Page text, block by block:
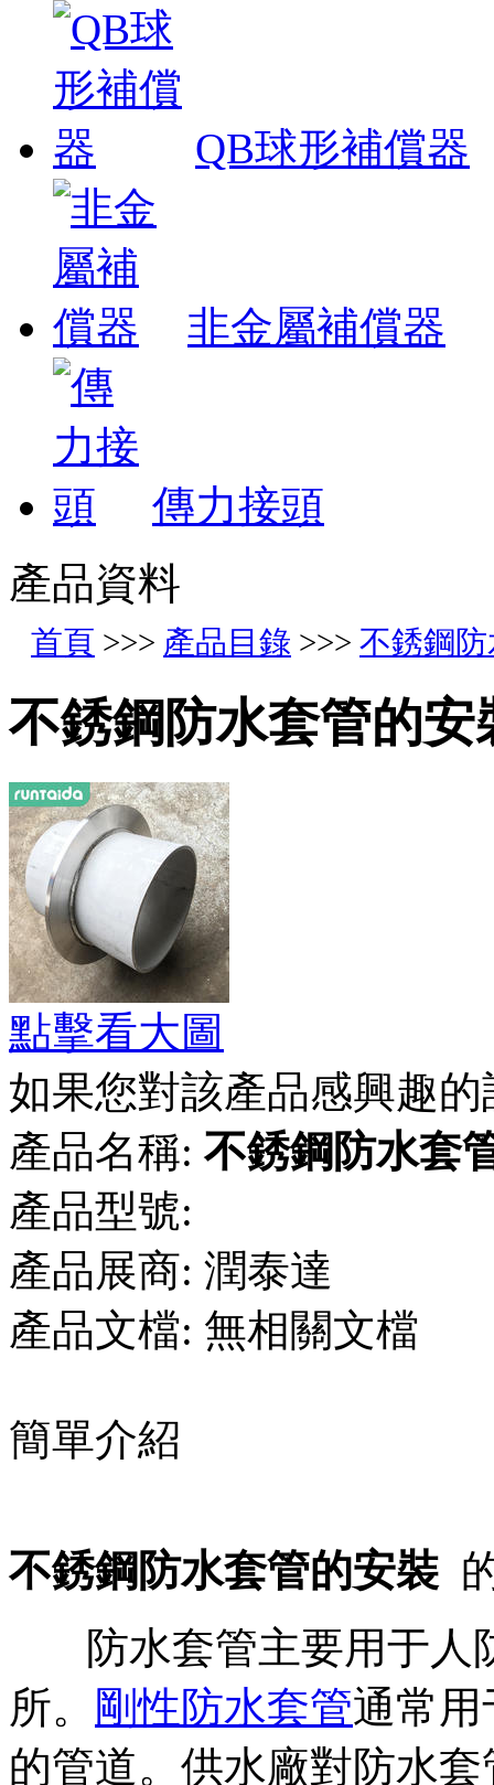
QB球形補償器
非金屬補償器
傳力接頭
產品資料
首頁 >>> 產品目錄 >>> 不銹鋼
不銹鋼防水套管的安
點擊看大圖
如果您對該產品感興趣的
產品名稱: 不銹鋼防水套
產品型號:
產品展商: 潤泰達
產品文檔: 無相關文檔
簡單介紹
不銹鋼防水套管的安裝
防水套管主要用于人
所。
剛性防水套管通常
的管道。供水廠對防水